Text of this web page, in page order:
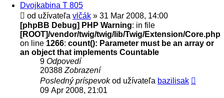
Dvojkabina T 805
od užívateľa vlčák » 31 Mar 2008, 14:00
[phpBB Debug] PHP Warning: in file
[ROOT]/vendor/twig/twig/lib/Twig/Extension/Core.php
on line 1266: count(): Parameter must be an array or
an object that implements Countable
9 Odpovedí
20388 Zobrazení
Posledný príspevokod užívateľa bazilisak
09 Apr 2008, 21:01